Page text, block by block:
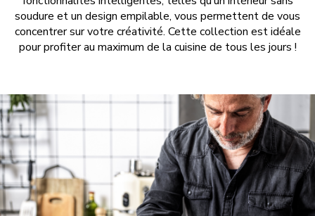
soudure et un design empilable, vous permettent de vous
concentrer sur votre créativité. Cette collection est idéale
pour profiter au maximum de la cuisine de tous les jours !